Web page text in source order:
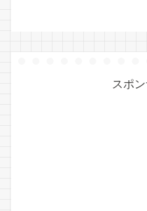
スポ